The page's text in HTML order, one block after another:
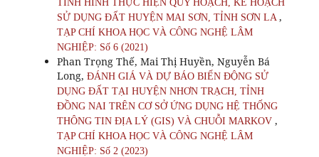
TÌNH HÌNH THỰC HIỆN QUY HOẠCH, KẾ HOẠCH
SỬ DỤNG ĐẤT HUYỆN MAI SƠN, TỈNH SƠN LA ,
TẠP CHÍ KHOA HỌC VÀ CÔNG NGHỆ LÂM
NGHIỆP: Số 6 (2021)
Phan Trọng Thế, Mai Thị Huyền, Nguyễn Bá
Long, ĐÁNH GIÁ VÀ DỰ BÁO BIẾN ĐỘNG SỬ
DỤNG ĐẤT TẠI HUYỆN NHƠN TRẠCH, TỈNH
ĐỒNG NAI TRÊN CƠ SỞ ỨNG DỤNG HỆ THỐNG
THÔNG TIN ĐỊA LÝ (GIS) VÀ CHUỖI MARKOV ,
TẠP CHÍ KHOA HỌC VÀ CÔNG NGHỆ LÂM
NGHIỆP: Số 2 (2023)